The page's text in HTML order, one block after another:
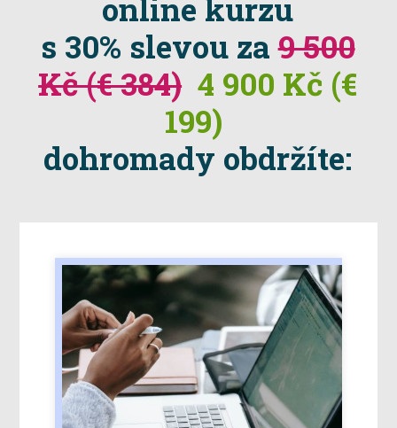
online kurzu
s 30% slevou za9 500
Kč (€ 384) 4 900 Kč (€
199)
dohromady obdržíte: